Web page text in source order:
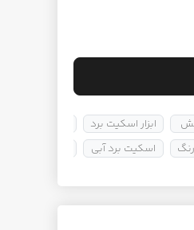
ابزار اسکیت برد
اسکیت برد آبی